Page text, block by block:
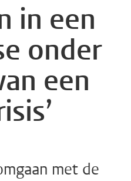
in een
onder
een
met de